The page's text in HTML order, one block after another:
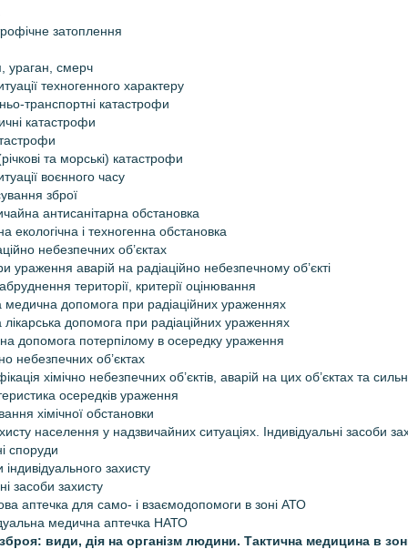
затоплення
ураган, смерч
техногенного характеру
транспортні катастрофи
катастрофи
та морські) катастрофи
воєнного часу
зброї
антисанітарна обстановка
екологічна і техногенна обстановка
небезпечних об’єктах
ураження аварій на радіаційно небезпечному об’єкті
території, критерії оцінювання
допомога при радіаційних ураженнях
допомога при радіаційних ураженнях
допомога потерпілому в осередку ураження
небезпечних об’єктах
хімічно небезпечних об’єктів, аварій на цих об’єктах та
осередків ураження
хімічної обстановки
населення у надзвичайних ситуаціях. Індивідуальні засоби
споруди
захисту
засоби захисту
аптечка для само- і взаємодопомоги в зоні АТО
медична аптечка НАТО
види, дія на організм людини. Тактична медицина в